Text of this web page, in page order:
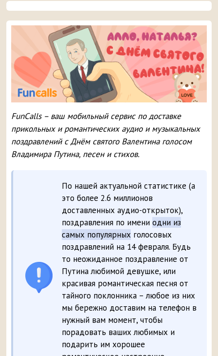
FunCalls – ваш мобильный сервис по доставке
прикольных и романтических аудио и музыкальных
поздравлений с Днём святого Валентина голосом
Владимира Путина, песен и стихов.
По нашей актуальной статистике (а
это более 2.6 миллионов
доставленных аудио-открыток),
поздравления по имениодни из
самых популярных голосовых
поздравлений на 14 февраля. Будь
то неожиданное поздравление от
Путина любимой девушке, или
красивая романтическая песня от
тайного поклонника – любое из них
мы бережно доставим на телефон в
нужный вам момент, чтобы
порадовать ваших любимых и
подарить им хорошее